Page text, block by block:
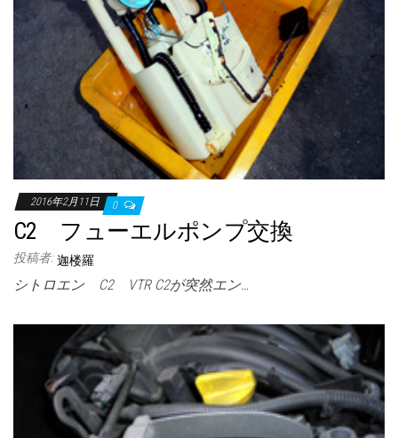
2016年2月11日 0
C2 フューエルポンプ交換
投稿者: 迦楼羅
シトロエン C2 VTR C2が突然エン…